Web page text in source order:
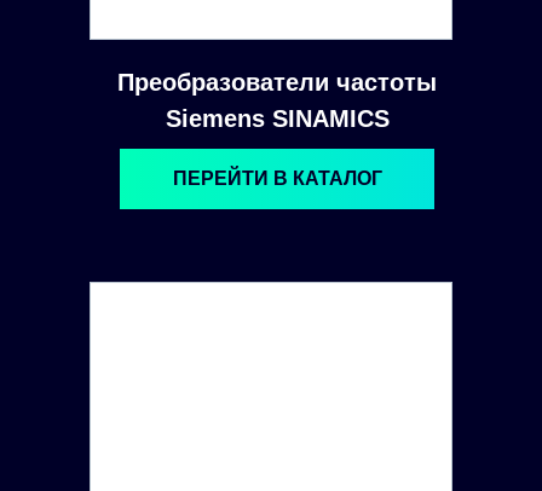
Преобразователи частоты
Siemens SINAMICS
ПЕРЕЙТИ В КАТАЛОГ